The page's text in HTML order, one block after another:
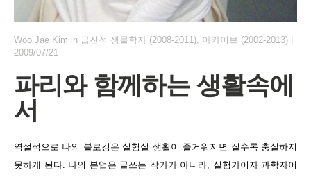
Woo Jae Kim in 급진적 생물학자 (2008-2011), 아카이브 (2002-2013)
2009/07/21
파리와 함께하는 생활속에
서
역설적으로 나의 블로깅은 실험실 생활이 즐거워지면 질수록 충실하지
못하게 된다. 나의 본업은 글쓰는 작가가 아니라, 실험가이자 과학자이